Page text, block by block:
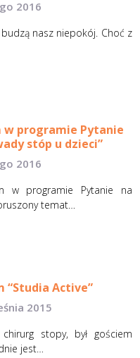
2016
nasz niepokój. Choć z
programie Pytanie
stóp u dzieci”
2016
w programie Pytanie na
temat…
“Studia Active”
2015
stopy, był gościem
jest…